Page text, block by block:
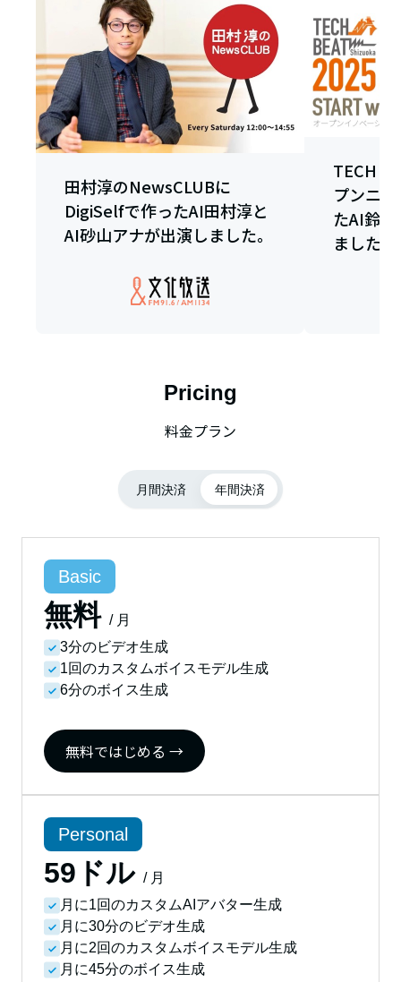
田村淳のNewsCLUBに
DigiSelfで作ったAI田村淳と
AI砂山アナが出演しました。
TECH
プンニ
たAI鈴
ました。
Pricing
料金プラン
月間決済 年間決済
Basic
無料 / 月
3分のビデオ生成
1回のカスタムボイスモデル生成
6分のボイス生成
無料ではじめる →
Personal
59ドル / 月
月に1回のカスタムAIアバター生成
月に30分のビデオ生成
月に2回のカスタムボイスモデル生成
月に45分のボイス生成